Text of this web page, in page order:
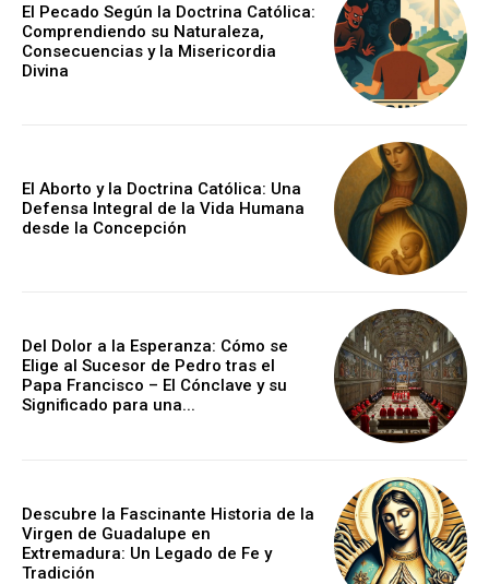
El Pecado Según la Doctrina Católica:
Comprendiendo su Naturaleza,
Consecuencias y la Misericordia
Divina
El Aborto y la Doctrina Católica: Una
Defensa Integral de la Vida Humana
desde la Concepción
Del Dolor a la Esperanza: Cómo se
Elige al Sucesor de Pedro tras el
Papa Francisco – El Cónclave y su
Significado para una...
Descubre la Fascinante Historia de la
Virgen de Guadalupe en
Extremadura: Un Legado de Fe y
Tradición